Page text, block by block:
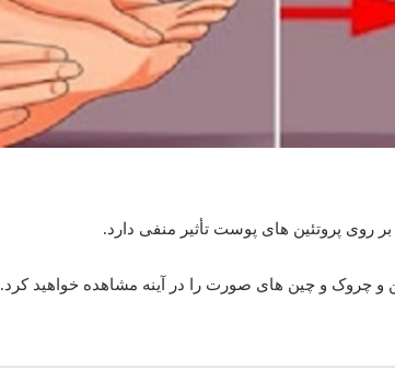
روی پروتئین های پوست تأثیر منفی دارد.
و چروک و چین های صورت را در آینه مشاهده خواهید کرد.